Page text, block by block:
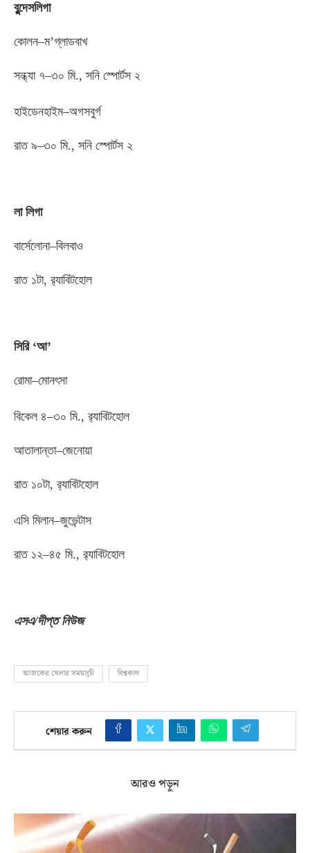
বুন্দেসলিগা
কোলন–ম’গ্লাডবাখ
সন্ধ্যা ৭–৩০ মি., সনি স্পোর্টস ২
হাইডেনহাইম–অগসবুর্গ
রাত ৯–৩০ মি., সনি স্পোর্টস ২
লা লিগা
বার্সেলোনা–বিলবাও
রাত ১টা, র‌্যাবিটহোল
সিরি ‘আ’
রোমা–মোনৎসা
বিকেল ৪–৩০ মি., র‌্যাবিটহোল
আতালান্তা–জেনোয়া
রাত ১০টা, র‌্যাবিটহোল
এসি মিলান–জুভেন্টাস
রাত ১২–৪৫ মি., র‌্যাবিটহোল
এসএ/দীপ্ত নিউজ
আজকের খেলার সময়সূচী বিশ্বকাপ
শেয়ার করুন
আরও পড়ুন